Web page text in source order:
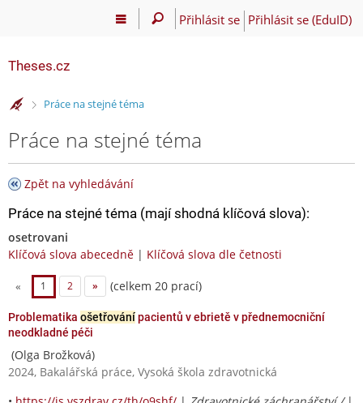
Přihlásit se Přihlásit se (EduID)
Theses.cz
>Práce na stejné téma
Práce na stejné téma
Zpět na vyhledávání
Práce na stejné téma (mají shodná klíčová slova):
osetrovani
Klíčová slova abecedně | Klíčová slova dle četnosti
« 1 2 » (celkem 20 prací)
Problematika ošetřovánípacientů v ebrietě v přednemocniční
neodkladné péči
(Olga Brožková)
2024, Bakalářská práce, Vysoká škola zdravotnická